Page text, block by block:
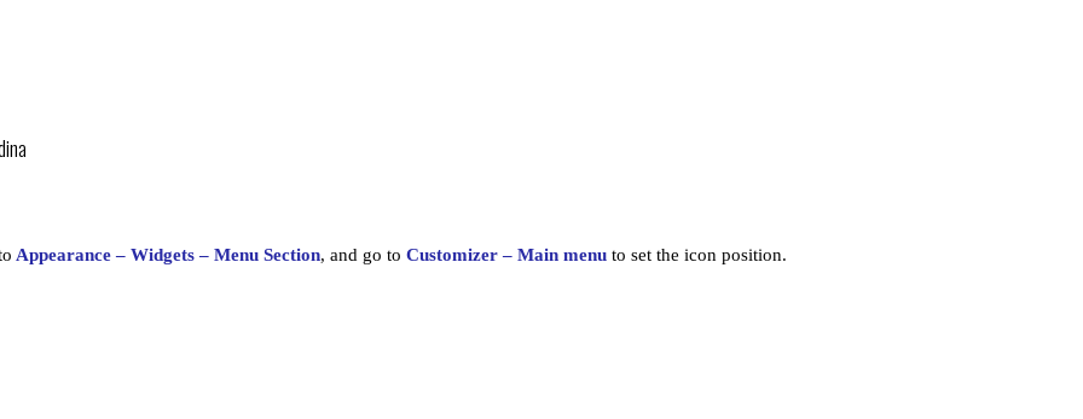
Appearance – Widgets – Menu Section, and go to Customizer – Main menu to set the icon position.